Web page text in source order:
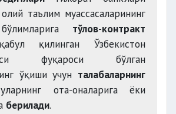
таълим муассасаларининг
тўлов-контракт
қилинган Ўзбекистон
фуқароси бўлган
ўқиши учун талабаларнинг
ота-оналарига ёки
берилади.